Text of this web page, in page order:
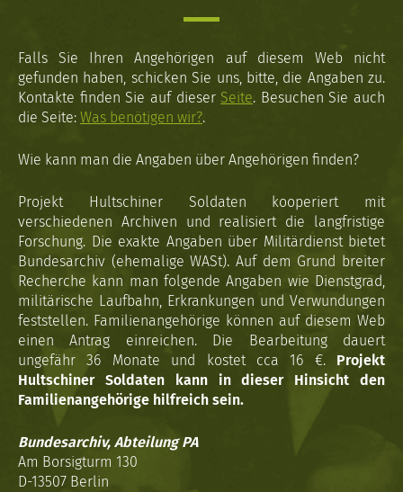
Falls Sie Ihren Angehörigen auf diesem Web nicht
gefunden haben, schicken Sie uns, bitte, die Angaben zu.
Kontakte finden Sie auf dieser Seite. Besuchen Sie auch
die Seite: Was benötigen wir?.
Wie kann man die Angaben über Angehörigen finden?
Projekt Hultschiner Soldaten kooperiert mit
verschiedenen Archiven und realisiert die langfristige
Forschung. Die exakte Angaben über Militärdienst bietet
Bundesarchiv (ehemalige WASt). Auf dem Grund breiter
Recherche kann man folgende Angaben wie Dienstgrad,
militärische Laufbahn, Erkrankungen und Verwundungen
feststellen. Familienangehörige können auf diesem Web
einen Antrag einreichen. Die Bearbeitung dauert
ungefähr 36 Monate und kostet cca 16 €. Projekt
Hultschiner Soldaten kann in dieser Hinsicht den
Familienangehörige hilfreich sein.
Bundesarchiv, Abteilung PA
Am Borsigturm 130
D-13507 Berlin